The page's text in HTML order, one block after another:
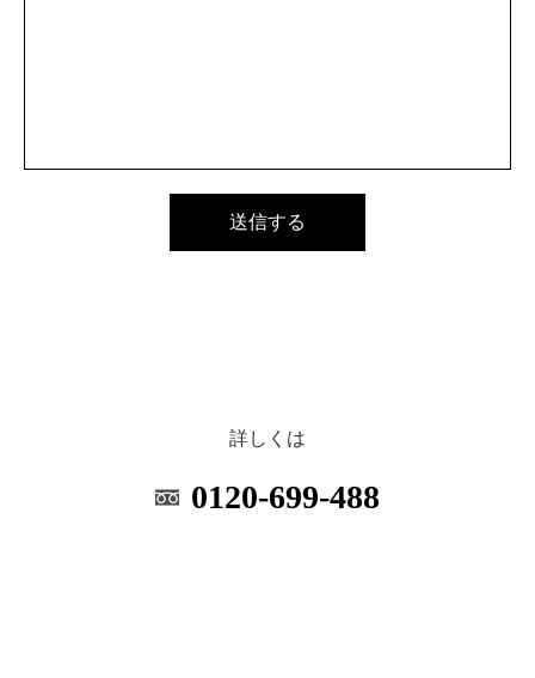
詳しくは
0120-699-488